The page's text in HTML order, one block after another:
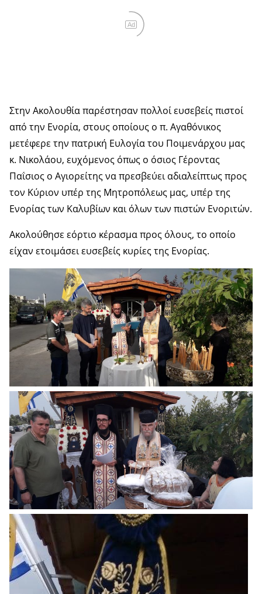
Ad
Στην Ακολουθία παρέστησαν πολλοί ευσεβείς πιστοί
από την Ενορία, στους οποίους ο π. Αγαθόνικος
μετέφερε την πατρική Ευλογία του Ποιμενάρχου μας
κ. Νικολάου, ευχόμενος όπως ο όσιος Γέροντας
Παΐσιος ο Αγιορείτης να πρεσβεύει αδιαλείπτως προς
τον Κύριον υπέρ της Μητροπόλεως μας, υπέρ της
Ενορίας των Καλυβίων και όλων των πιστών Ενοριτών.
Ακολούθησε εόρτιο κέρασμα προς όλους, το οποίο
είχαν ετοιμάσει ευσεβείς κυρίες της Ενορίας.